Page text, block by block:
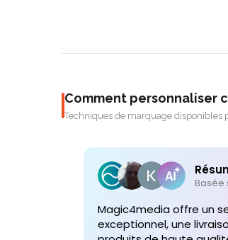
Comment personnaliser
Techniques de marquage disponibles
Basée
Magic4media offre un
exceptionnel, une